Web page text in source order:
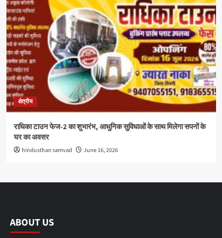
क्षेत्रीय
राधिका टाउन फेज-2 का शुभारंभ, आधुनिक सुविधाओं के साथ मिलेगा सपनों के
घर का अवसर
hindusthan samvad June 16, 2026
ABOUT US